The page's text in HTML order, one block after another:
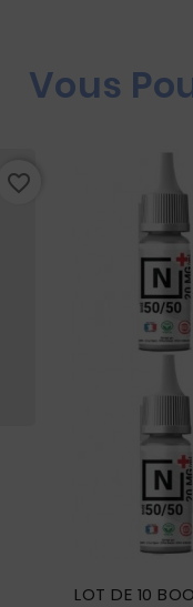
Vous
favorite_border
LOT DE 10